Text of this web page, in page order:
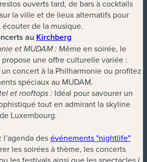
ouverts tard, de bars à cocktails
la ville et de lieux alternatifs pour
écouter de la musique.
au Kirchberg
et MUDAM : Même en soirée, le
une offre culturelle variée :
un concert à la Philharmonie ou profitez
spéciaux au MUDAM.
et rooftops : Idéal pour savourer un
tout en admirant la skyline
Luxembourg.
desévénements "nightlife"
les soirées à thème, les concerts